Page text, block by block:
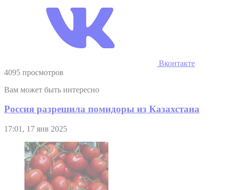
Вконтакте
4095 просмотров
Вам может быть интересно
Россия разрешила помидоры из Казахстана
17:01, 17 янв 2025